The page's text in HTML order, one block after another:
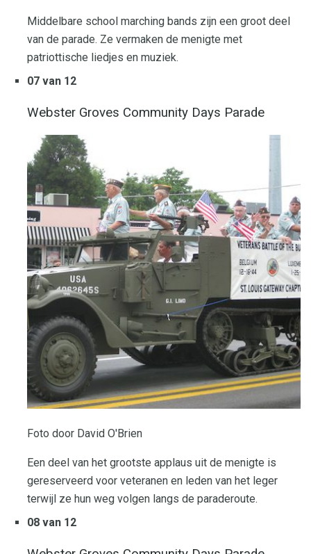
Middelbare school marching bands zijn een groot deel
van de parade. Ze vermaken de menigte met
patriottische liedjes en muziek.
07 van 12
Webster Groves Community Days Parade
Foto door David O'Brien
Een deel van het grootste applaus uit de menigte is
gereserveerd voor veteranen en leden van het leger
terwijl ze hun weg volgen langs de paraderoute.
08 van 12